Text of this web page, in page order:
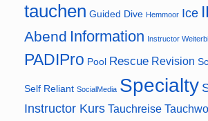
tauchen Guided Dive Hemmoor Ice
Abend Information Instructor
PADIPro Pool Rescue Revision
Self Reliant SocialMedia Specialty
Instructor Kurs Tauchreise